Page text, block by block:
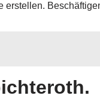
erstellen.